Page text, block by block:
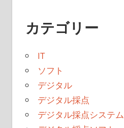
カテゴリー
IT
ソフト
デジタル
デジタル採点
デジタル採点システム